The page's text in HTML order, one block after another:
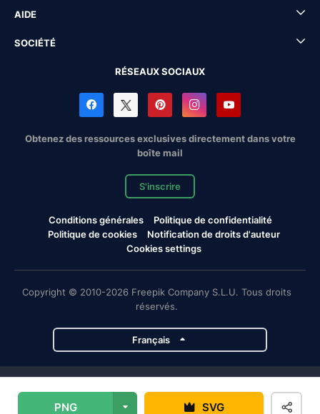
PNG SVG
AIDE
SOCIÉTÉ
RÉSEAUX SOCIAUX
Obtenez des ressources exclusives directement dans votre
boîte mail
S'inscrire
Conditions générales
Politique de confidentialité
Politique de cookies
Notification de droits d'auteur
Cookies settings
Copyright © 2010-2026 Freepik Company S.L.U. Tous droits
réservés.
Français